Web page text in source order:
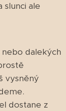
slunci ale
dalekých
vysněný
dostane z